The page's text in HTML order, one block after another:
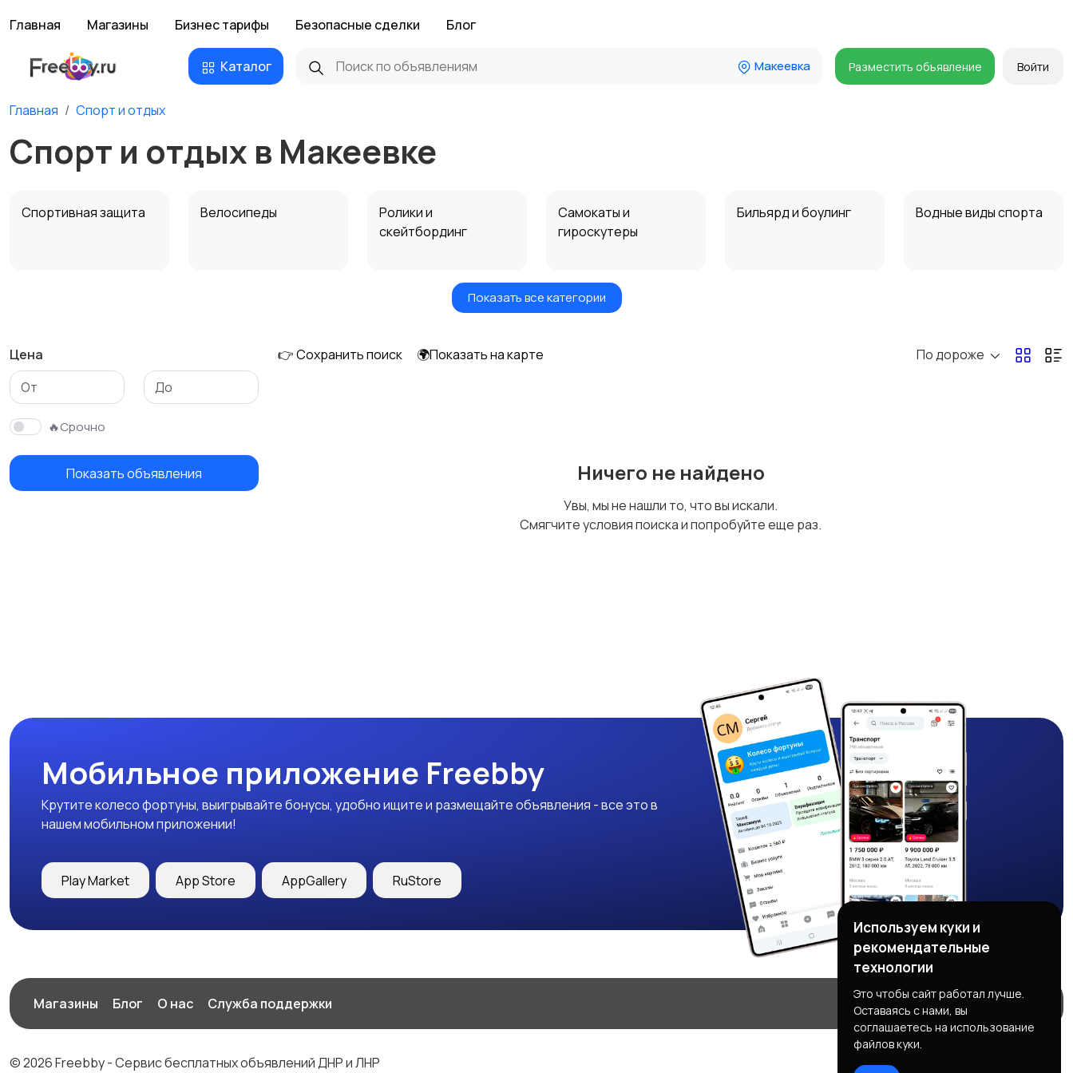
Главная Магазины Бизнес тарифы Безопасные сделки Блог
Каталог Макеевка Разместить объявление Войти
Главная Спорт и отдых
Спорт и отдых в Макеевке
Спортивная защита Велосипеды
Ролики и
скейтбординг
Самокаты и
гироскутеры
Бильярд и боулинг Водные виды спорта
Игры с мячом Охота и рыбалка
Тренажеры и фитнес Спортивное питание
Показать все категории
Цена
🔥Срочно
Показать объявления
👉 Сохранить поиск 🌍Показать на карте По дороже
Ничего не найдено
Увы, мы не нашли то, что вы искали.
Смягчите условия поиска и попробуйте еще раз.
Мобильное приложение Freebby
Крутите колесо фортуны, выигрывайте бонусы, удобно ищите и размещайте объявления - все это в
нашем мобильном приложении!
Play Market App Store AppGallery RuStore
Магазины Блог О нас Служба поддержки
© 2026 Freebby - Сервис бесплатных объявлений ДНР и ЛНР
Используем куки и
рекомендательные
технологии
Это чтобы сайт работал лучше.
Оставаясь с нами, вы
соглашаетесь на использование
файлов куки.